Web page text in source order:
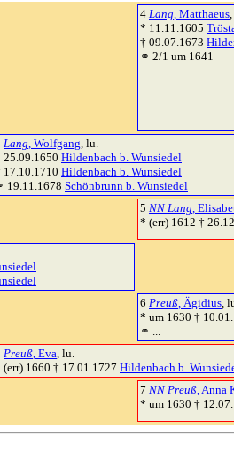
4 Lang, Matthaeus
* 11.11.1605
† 09.07.1673
⚭ 2/1 um 1641
Lang, Wolfgang, lu.
25.09.1650 Hildenbach b. Wunsiedel
17.10.1710 Hildenbach b. Wunsiedel
19.11.1678 Schönbrunn b. Wunsiedel
5 NN Lang,
* (err) 1612 †
6 Preuß, Ägidius,
* um 1630 †
⚭ ...
Preuß, Eva, lu.
1660 † 17.01.1727 Hildenbach b.
7 NN Preuß, Anna
* um 1630 †